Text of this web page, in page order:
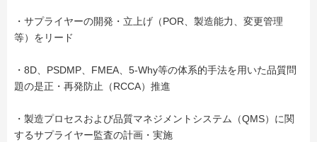
・サプライヤーの開発・立上げ（POR、製造能力、変更管理
等）をリード
・8D、PSDMP、FMEA、5-Why等の体系的手法を用いた品質問
題の是正・再発防止（RCCA）推進
・製造プロセスおよび品質マネジメントシステム（QMS）に関
するサプライヤー監査の計画・実施